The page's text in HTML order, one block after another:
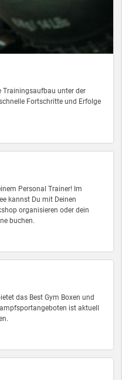
Trainingsaufbau unter der
Fortschritte und Erfolge
Personal Trainer! Im
kannst Du mit Deinen
organisieren oder dein
buchen.
das Best Gym Boxen und
ist aktuell